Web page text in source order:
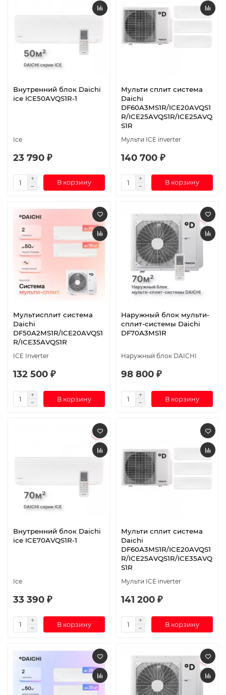
Внутренний блок Daichi
ice ICE50AVQS1R-1
Ice
23 790 ₽
В корзину
Мульти сплит система
Daichi
DF60A3MS1R/ICE20AVQS1
R/ICE25AVQS1R/ICE25AVQ
S1R
Мульти ICE inverter
140 700 ₽
В корзину
Мультисплит система
Daichi
DF50A2MS1R/ICE20AVQS1
R/ICE35AVQS1R
ICE Inverter
132 500 ₽
В корзину
Наружный блок мульти-
сплит-системы Daichi
DF70A3MS1R
Наружный блок DAICHI
98 800 ₽
В корзину
Внутренний блок Daichi
ice ICE70AVQS1R-1
Ice
33 390 ₽
В корзину
Мульти сплит система
Daichi
DF60A3MS1R/ICE20AVQS1
R/ICE25AVQS1R/ICE35AVQ
S1R
Мульти ICE inverter
141 200 ₽
В корзину